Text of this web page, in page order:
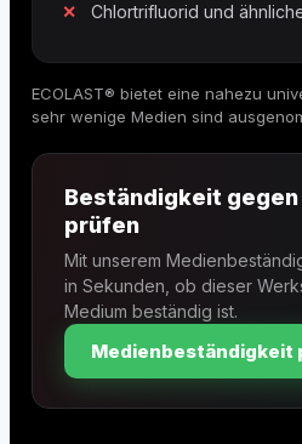
Chlortrifluorid und
ECOLAST® bietet eine nahezu
sehr wenige Medien sind
Beständigkeit gegen
prüfen
Mit unserem
in Sekunden, ob dieser
Medium beständig ist.
Medienbeständigkeit